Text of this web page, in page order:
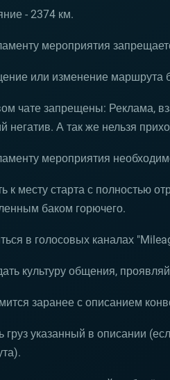
- 2374 км.
мероприятия
или изменение маршрута
чате запрещены: Реклама,
негатив. А так же нельзя
мероприятия
к месту старта с полностью
баком горючего.
в голосовых каналах
культуру общения,
заранее с описанием
груз указанный в описании